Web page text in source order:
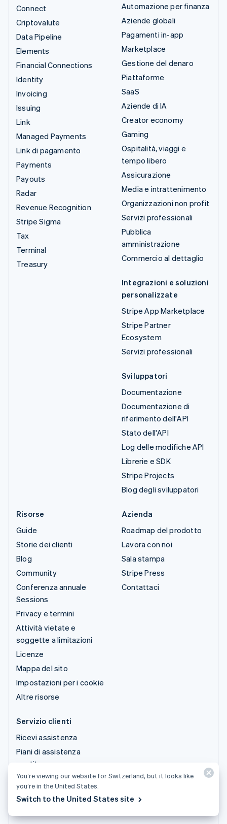
Connect
Criptovalute
Data Pipeline
Elements
Financial Connections
Identity
Invoicing
Issuing
Link
Managed Payments
Link di pagamento
Payments
Payouts
Radar
Revenue Recognition
Stripe Sigma
Tax
Terminal
Treasury
Automazione per finanza
Aziende globali
Pagamenti in-app
Marketplace
Gestione del denaro
Piattaforme
SaaS
Aziende di IA
Creator economy
Gaming
Ospitalità, viaggi e
tempo libero
Assicurazione
Media e intrattenimento
Organizzazioni non profit
Servizi professionali
Pubblica
amministrazione
Commercio al dettaglio
Integrazioni e soluzioni
personalizzate
Stripe App Marketplace
Stripe Partner
Ecosystem
Servizi professionali
Sviluppatori
Documentazione
Documentazione di
riferimento dell'API
Stato dell'API
Log delle modifiche API
Librerie e SDK
Stripe Projects
Blog degli sviluppatori
Risorse
Guide
Storie dei clienti
Blog
Community
Conferenza annuale
Sessions
Privacy e termini
Attività vietate e
soggette a limitazioni
Licenze
Mappa del sito
Impostazioni per i cookie
Altre risorse
Azienda
Roadmap del prodotto
Lavora con noi
Sala stampa
Stripe Press
Contattaci
Servizio clienti
Ricevi assistenza
Piani di assistenza
gestita
© 2026 Stripe, LLC
You’re viewing our website for Switzerland, but it looks like
you’re in the United States.
Switch to the United States site